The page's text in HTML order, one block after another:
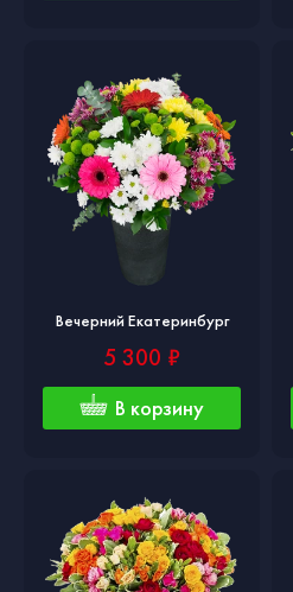
Вечерний Екатеринбург
5 300 ₽
В корзину